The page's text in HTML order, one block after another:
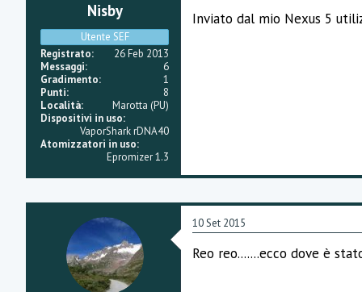
Nisby
Utente SEF
Registrato
26 Feb 2013
Messaggi
6
Gradimento
1
Punti
8
Località
Marotta (PU)
Dispositivi in uso
VaporShark rDNA40
Atomizzatori in uso
Epromizer 1.3
Inviato dal mio Nexus 5
10 Set 2015
Reo reo.......ecco dove è